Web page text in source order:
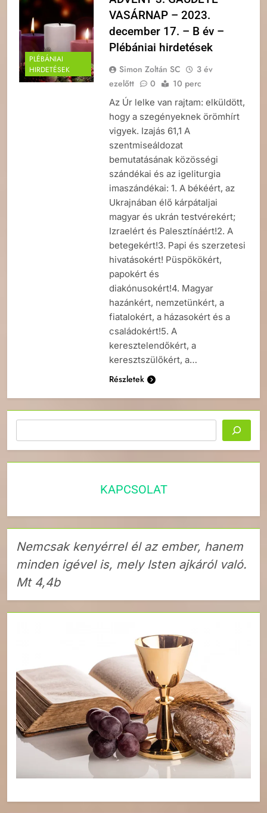
PLÉBÁNIAI
HIRDETÉSEK
VASÁRNAP – 2023.
december 17. – B év –
Plébániai hirdetések
Simon Zoltán SC
3 év
ezelőtt
0 10 perc
Az Úr lelke van rajtam: elküldött,
hogy a szegényeknek örömhírt
vigyek. Izajás 61,1 A
szentmiseáldozat
bemutatásának közösségi
szándékai és az igeliturgia
imaszándékai: 1. A békéért, az
Ukrajnában élő kárpátaljai
magyar és ukrán testvérekért;
Izraelért és Palesztínáért!2. A
betegekért!3. Papi és szerzetesi
hivatásokért! Püspökökért,
papokért és
diakónusokért!4. Magyar
hazánkért, nemzetünkért, a
fiatalokért, a házasokért és a
családokért!5. A
keresztelendőkért, a
keresztszülőkért, a…
Részletek
KAPCSOLAT
Nemcsak kenyérrel él az ember, hanem
minden igével is, mely Isten ajkáról való.
Mt 4,4b